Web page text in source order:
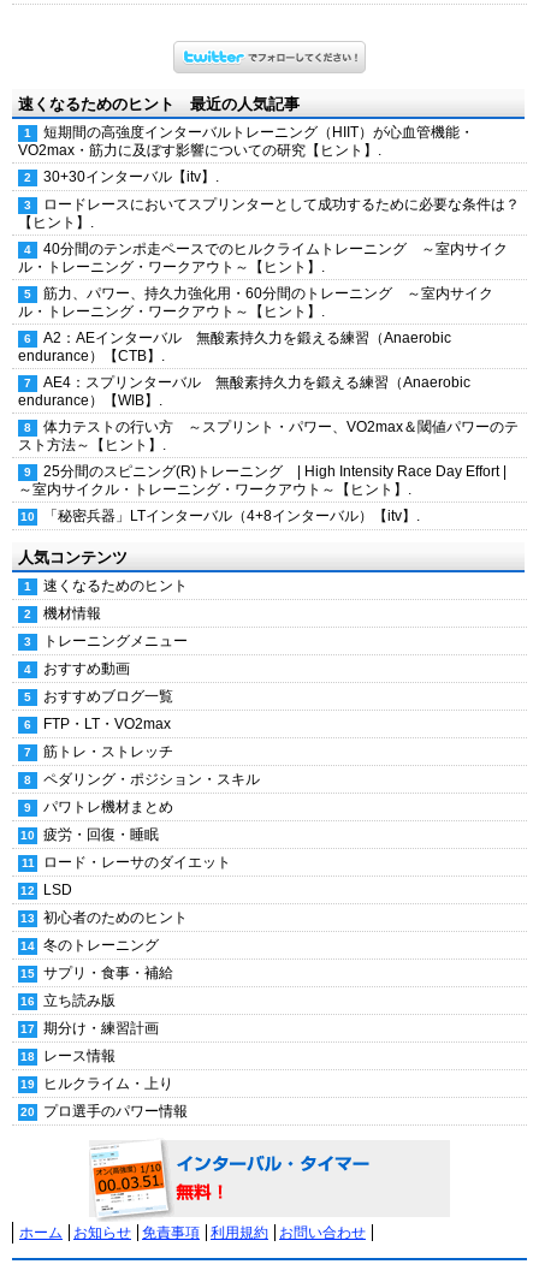
速くなるためのヒント 最近の人気記事
短期間の高強度インターバルトレーニング（HIIT）が心血管機能・
VO2max・筋力に及ぼす影響についての研究【ヒント】.
30+30インターバル【itv】.
ロードレースにおいてスプリンターとして成功するために必要な条件は？
【ヒント】.
40分間のテンポ走ペースでのヒルクライムトレーニング ～室内サイク
ル・トレーニング・ワークアウト～【ヒント】.
筋力、パワー、持久力強化用・60分間のトレーニング ～室内サイク
ル・トレーニング・ワークアウト～【ヒント】.
A2：AEインターバル 無酸素持久力を鍛える練習（Anaerobic
endurance）【CTB】.
AE4：スプリンターバル 無酸素持久力を鍛える練習（Anaerobic
endurance）【WIB】.
体力テストの行い方 ～スプリント・パワー、VO2max＆閾値パワーのテ
スト方法～【ヒント】.
25分間のスピニング(R)トレーニング | High Intensity Race Day Effort |
～室内サイクル・トレーニング・ワークアウト～【ヒント】.
「秘密兵器」LTインターバル（4+8インターバル）【itv】.
人気コンテンツ
速くなるためのヒント
機材情報
トレーニングメニュー
おすすめ動画
おすすめブログ一覧
FTP・LT・VO2max
筋トレ・ストレッチ
ペダリング・ポジション・スキル
パワトレ機材まとめ
疲労・回復・睡眠
ロード・レーサのダイエット
LSD
初心者のためのヒント
冬のトレーニング
サプリ・食事・補給
立ち読み版
期分け・練習計画
レース情報
ヒルクライム・上り
プロ選手のパワー情報
ホーム お知らせ 免責事項 利用規約 お問い合わせ